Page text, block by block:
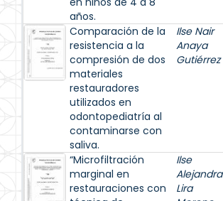
años.
Comparación de la
resistencia a la
compresión de dos
materiales
restauradores
utilizados en
odontopediatría al
contaminarse con
saliva.
Ilse Nair
Anaya
Gutiérrez
“Microfiltración
marginal en
restauraciones con
Ilse
Alejandra
Lira